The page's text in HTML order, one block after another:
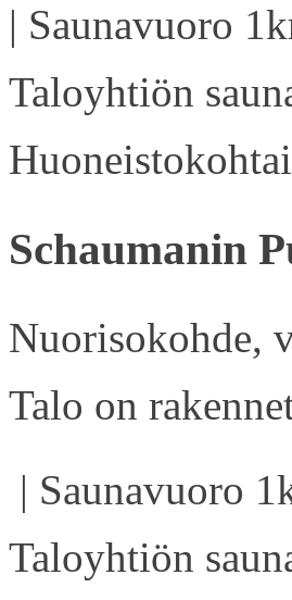
| Saunavuoro
Taloyhtiön
Schaumanin
Nuorisokohde,
Talo on
| Saunavuoro
Taloyhtiön